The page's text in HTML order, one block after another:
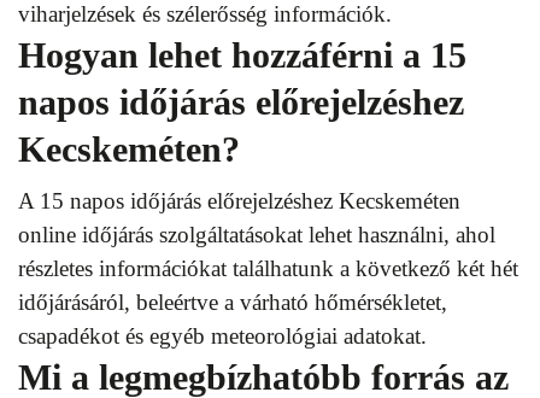
viharjelzések és szélerősség információk.
Hogyan lehet hozzáférni a 15
napos időjárás előrejelzéshez
Kecskeméten?
A 15 napos időjárás előrejelzéshez Kecskeméten
online időjárás szolgáltatásokat lehet használni, ahol
részletes információkat találhatunk a következő két hét
időjárásáról, beleértve a várható hőmérsékletet,
csapadékot és egyéb meteorológiai adatokat.
Mi a legmegbízhatóbb forrás az